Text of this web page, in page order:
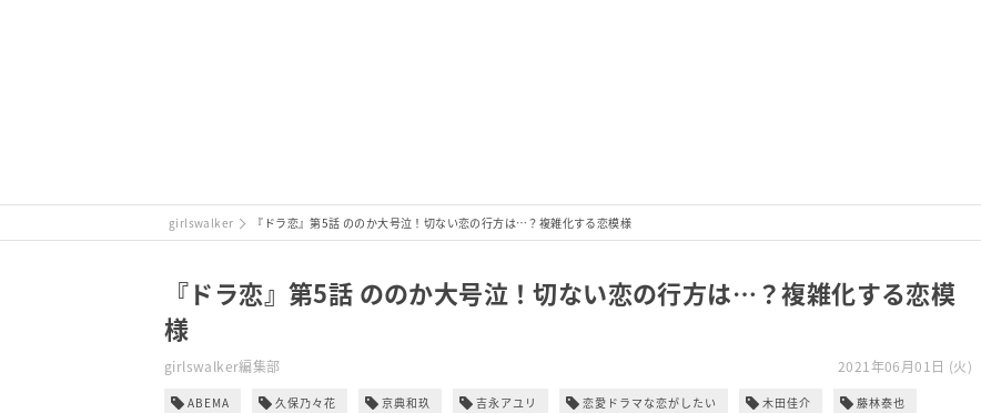
girlswalker 『ドラ恋』第5話 ののか大号泣！切ない恋の行方は…？複雑化する恋模様
『ドラ恋』第5話 ののか大号泣！切ない恋の行方は…？複雑化する恋模
様
girlswalker編集部 2021年06月01日 (火)
ABEMA 久保乃々花 京典和玖 吉永アユリ 恋愛ドラマな恋がしたい 木田佳介 藤林泰也